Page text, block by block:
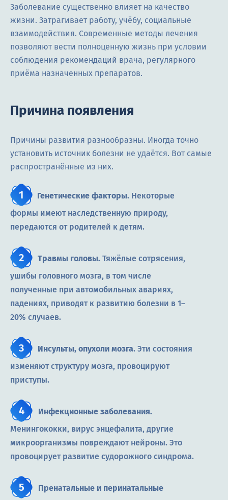
Заболевание существенно влияет на качество
жизни. Затрагивает работу, учёбу, социальные
взаимодействия. Современные методы лечения
позволяют вести полноценную жизнь при условии
соблюдения рекомендаций врача, регулярного
приёма назначенных препаратов.
Причина появления
Причины развития разнообразны. Иногда точно
установить источник болезни не удаётся. Вот самые
распространённые из них.
Генетические факторы. Некоторые
формы имеют наследственную природу,
передаются от родителей к детям.
Травмы головы. Тяжёлые сотрясения,
ушибы головного мозга, в том числе
полученные при автомобильных авариях,
падениях, приводят к развитию болезни в 1–
20% случаев.
Инсульты, опухоли мозга. Эти состояния
изменяют структуру мозга, провоцируют
приступы.
Инфекционные заболевания.
Менингококки, вирус энцефалита, другие
микроорганизмы повреждают нейроны. Это
провоцирует развитие судорожного синдрома.
Пренатальные и перинатальные